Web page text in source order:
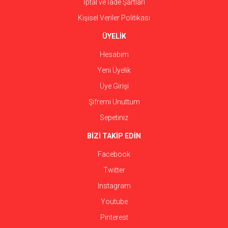
İptal ve İade Şartları
Kişisel Veriler Politikası
ÜYELİK
Hesabım
Yeni Üyelik
Üye Girişi
Şifremi Unuttum
Sepetiniz
BİZİ TAKİP EDİN
Facebook
Twitter
Instagram
Youtube
Pinterest